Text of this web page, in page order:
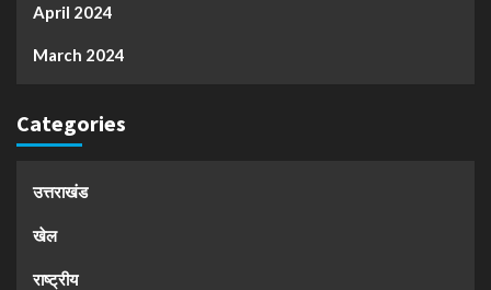
April 2024
March 2024
Categories
उत्तराखंड
खेल
राष्ट्रीय